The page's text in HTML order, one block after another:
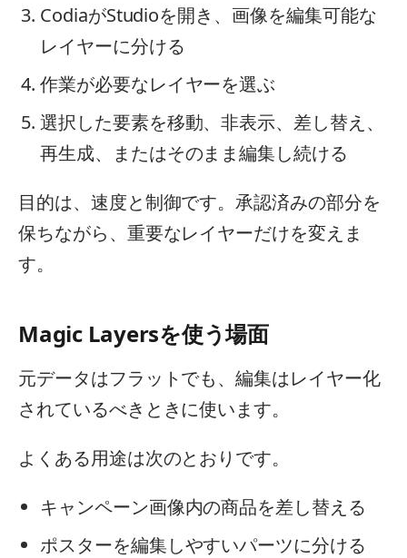
CodiaがStudioを開き、画像を編集可能な
レイヤーに分ける
作業が必要なレイヤーを選ぶ
選択した要素を移動、非表示、差し替え、
再生成、またはそのまま編集し続ける
目的は、速度と制御です。承認済みの部分を
保ちながら、重要なレイヤーだけを変えま
す。
Magic Layersを使う場面
元データはフラットでも、編集はレイヤー化
されているべきときに使います。
よくある用途は次のとおりです。
キャンペーン画像内の商品を差し替える
ポスターを編集しやすいパーツに分ける